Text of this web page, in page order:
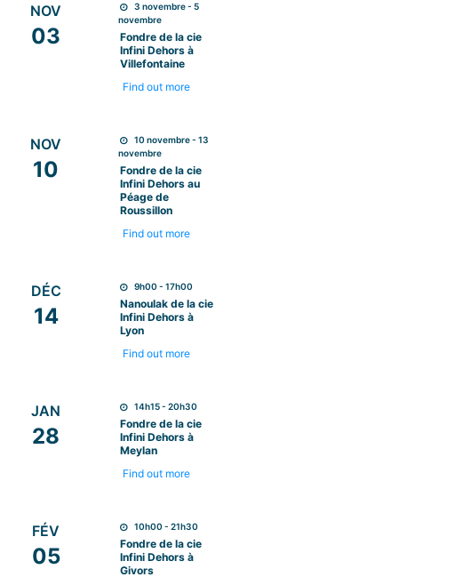
NOV
03
3 novembre - 5
novembre
Fondre de la cie
Infini Dehors à
Villefontaine
Find out more
NOV
10
10 novembre - 13
novembre
Fondre de la cie
Infini Dehors au
Péage de
Roussillon
Find out more
DÉC
14
9h00 - 17h00
Nanoulak de la cie
Infini Dehors à
Lyon
Find out more
JAN
28
14h15 - 20h30
Fondre de la cie
Infini Dehors à
Meylan
Find out more
FÉV
05
10h00 - 21h30
Fondre de la cie
Infini Dehors à
Givors